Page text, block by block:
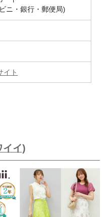
ニ・銀行・郵便局)
イト
イイ)